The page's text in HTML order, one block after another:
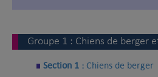
Groupe 1 : Chiens de berger
Section 1 : Chiens de berger